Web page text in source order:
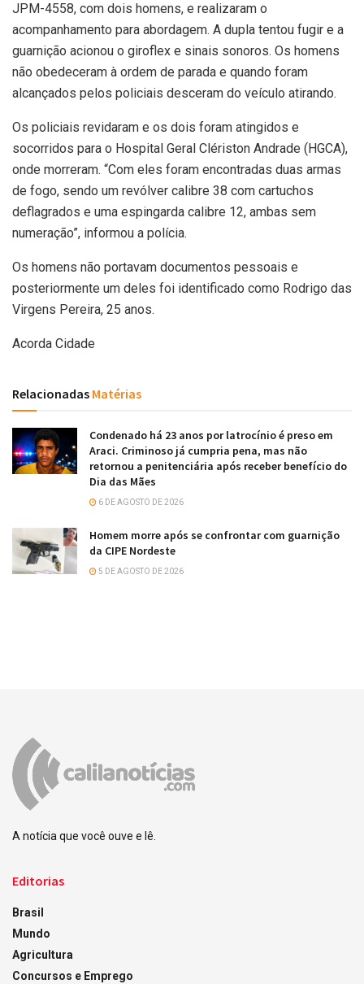
JPM-4558, com dois homens, e realizaram o
acompanhamento para abordagem. A dupla tentou fugir e a
guarnição acionou o giroflex e sinais sonoros. Os homens
não obedeceram à ordem de parada e quando foram
alcançados pelos policiais desceram do veículo atirando.
Os policiais revidaram e os dois foram atingidos e
socorridos para o Hospital Geral Clériston Andrade (HGCA),
onde morreram. “Com eles foram encontradas duas armas
de fogo, sendo um revólver calibre 38 com cartuchos
deflagrados e uma espingarda calibre 12, ambas sem
numeração”, informou a polícia.
Os homens não portavam documentos pessoais e
posteriormente um deles foi identificado como Rodrigo das
Virgens Pereira, 25 anos.
Acorda Cidade
Relacionadas Matérias
Condenado há 23 anos por latrocínio é preso em
Araci. Criminoso já cumpria pena, mas não
retornou a penitenciária após receber benefício do
Dia das Mães
6 DE AGOSTO DE 2026
Homem morre após se confrontar com guarnição
da CIPE Nordeste
5 DE AGOSTO DE 2026
A notícia que você ouve e lê.
Editorias
Brasil
Mundo
Agricultura
Concursos e Emprego